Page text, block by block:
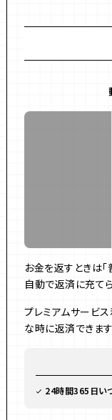
お金を返すときは「
自動で返済に充てら
プレミアムサービ
な時に返済できます
24時間365日い